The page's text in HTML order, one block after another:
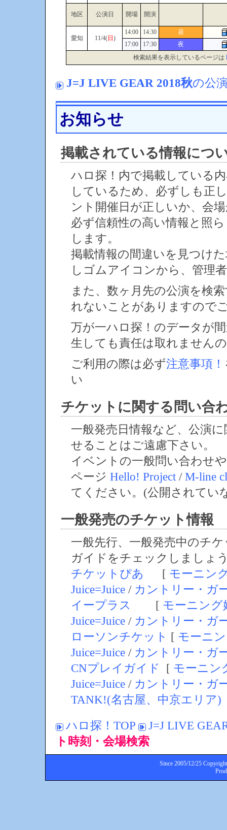
地区 公演日 開場 開演
愛知 11/4(日 )
14:00 14:30
昼
17:00
17:30
夜
検索結果を表示しているページは
J=J LIVE GEAR 2018秋の公
お知らせ
掲載されている情報につ
ハロ探！内で掲載している
しているため、必ずしも正
ント開催日が正しいか、会
必ず信頼性の高い情報と照
します。
掲載情報の間違いを見つけ
しゴムアイコンから、管理
また、数ヶ月先の公演を検
れないことがありますので
万が一ハロ探！のデータが
生しても責任は取れません
ご利用の際は必ず注意事項！
い
チケットに関する問い合
一般発売日情報など、公演
せることはご遠慮下さい。
イベントの一般問い合わせ
ページ Hello! Project /M-line
てください。(公開されてい
一般発売のチケット情報
一般先行、一般発売中のチ
ガイドをチェックしましょ
チケットぴあ
[ モーニン
Juice=Juice / カントリー・ガ
イープラス
[ モーニング
Juice=Juice / カントリー・ガ
ローソンチケット [ モーニ
Juice=Juice / カントリー・ガ
CNプレイガイド
[ モーニン
Juice=Juice / カントリー・ガ
TANK!(名古屋、中京エリア)
ハロ探！TOP
J=J LIVE
ト時刻・会場検索
Since 2005/12/25